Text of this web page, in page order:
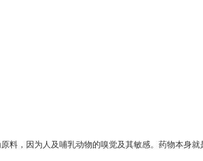
料，因为人及哺乳动物的嗅觉及其敏感。药物本身就